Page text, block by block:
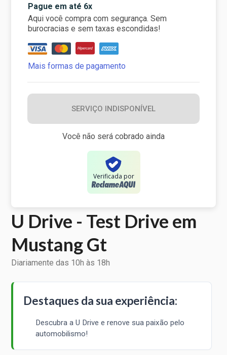
Pague em até 6x
Aqui você compra com segurança. Sem
burocracias e sem taxas escondidas!
Mais formas de pagamento
SERVIÇO INDISPONÍVEL
Você não será cobrado ainda
Verificada por
U Drive - Test Drive em
Mustang Gt
Diariamente das 10h às 18h
Destaques da sua experiência:
Descubra a U Drive e renove sua paixão pelo
automobilismo!